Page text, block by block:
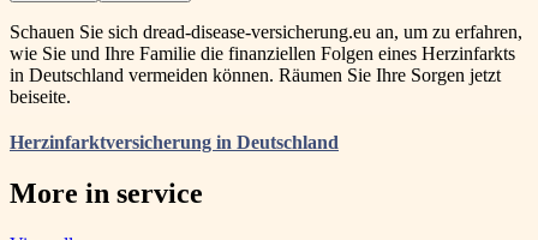
Schauen Sie sich dread-disease-versicherung.eu an, um zu erfahren,
wie Sie und Ihre Familie die finanziellen Folgen eines Herzinfarkts
in Deutschland vermeiden können. Räumen Sie Ihre Sorgen jetzt
beiseite.
Herzinfarktversicherung in Deutschland
More in service